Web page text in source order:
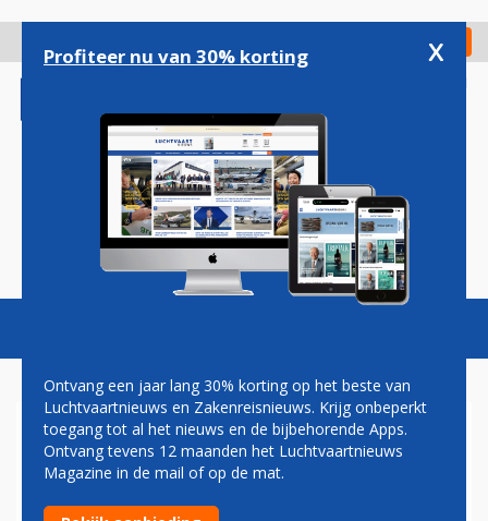
gaan
Check in
Magazine Podcasts Vacatures
EINDHOVEN AIRPORT VANAF
FEBRUARI 2027 VIJF
Profiteer nu van 30% korting x
Ontvang een jaar lang 30% korting op het beste van
Luchtvaartnieuws en Zakenreisnieuws. Krijg onbeperkt
toegang tot al het nieuws en de bijbehorende Apps.
Ontvang tevens 12 maanden het Luchtvaartnieuws
Magazine in de mail of op de mat.